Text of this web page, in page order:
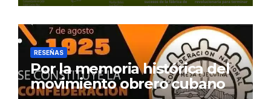
RESEÑAS
Por la memoria histórica del
movimiento obrero cubano